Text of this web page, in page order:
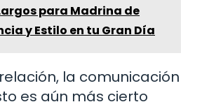
para Madrina de
y Estilo en tu Gran Día
la comunicación
es aún más cierto